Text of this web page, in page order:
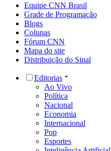
Equipe CNN Brasil
Grade de Programação
Blogs
Colunas
Fórum CNN
Mapa do site
Distribuição do Sinal
Editorias
Ao Vivo
Política
Nacional
Economia
Internacional
Pop
Esportes